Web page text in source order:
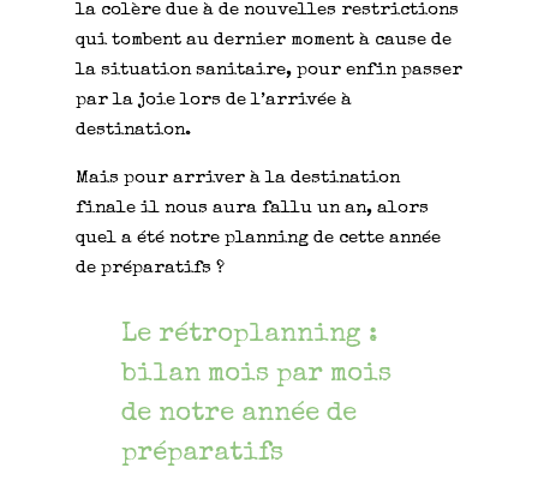
la colère due à de nouvelles restrictions
qui tombent au dernier moment à cause de
la situation sanitaire, pour enfin passer
par la joie lors de l’arrivée à
destination.
Mais pour arriver à la destination
finale il nous aura fallu un an, alors
quel a été notre planning de cette année
de préparatifs ?
Le rétroplanning :
bilan mois par mois
de notre année de
préparatifs